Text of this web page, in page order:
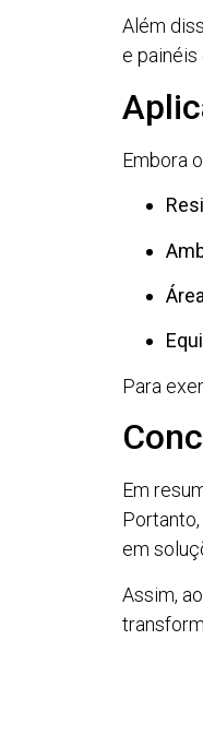
Além
e painéis
Embora
Para
Em
em
Assim,